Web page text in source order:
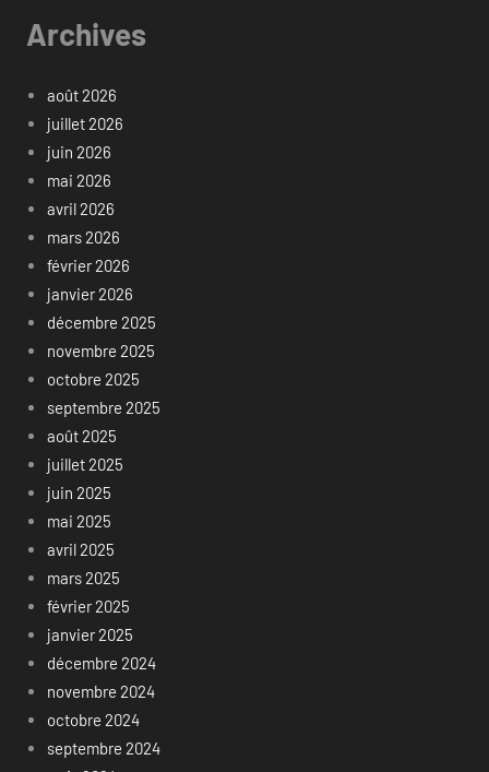
Archives
août 2026
juillet 2026
juin 2026
mai 2026
avril 2026
mars 2026
février 2026
janvier 2026
décembre 2025
novembre 2025
octobre 2025
septembre 2025
août 2025
juillet 2025
juin 2025
mai 2025
avril 2025
mars 2025
février 2025
janvier 2025
décembre 2024
novembre 2024
octobre 2024
septembre 2024